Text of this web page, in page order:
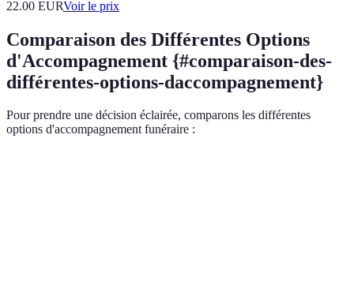
22.00 EURVoir le prix
Comparaison des Différentes Options
d'Accompagnement {#comparaison-des-
différentes-options-daccompagnement}
Pour prendre une décision éclairée, comparons les différentes
options d'accompagnement funéraire :